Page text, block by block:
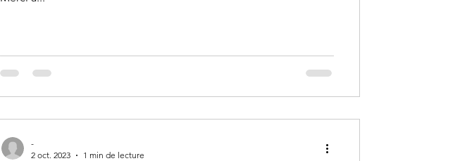
-
2 oct. 2023
1 min de lecture